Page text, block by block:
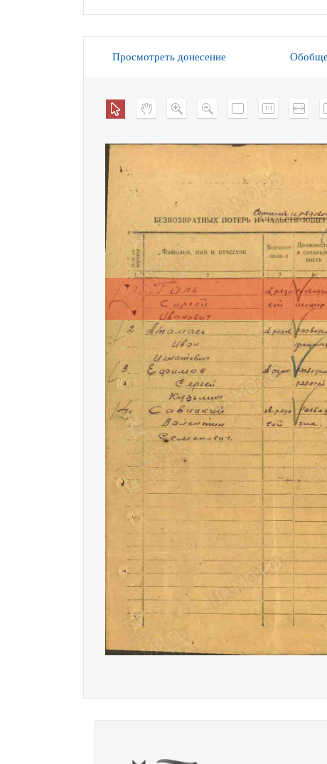
Просмотреть донесение